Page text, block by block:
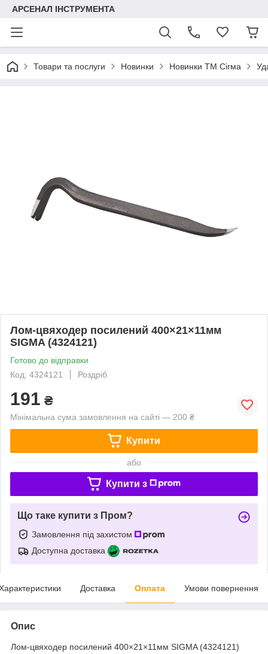
АРСЕНАЛ ІНСТРУМЕНТА
Товари та послуги Новинки Новинки ТМ Сігма
Лом-цвяходер посилений 400×21×11мм
SIGMA (4324121)
Готово до відправки
Код: 4324121
Роздріб
191 ₴
Мінімальна сума замовлення на сайті — 200 ₴
Купити
або
Купити з
Що таке купити з Пром?
Замовлення під захистом
Доступна доставка
Доставка Оплата Умови повернення
Опис
Лом-цвяходер посилений 400×21×11мм SIGMA (4324121)